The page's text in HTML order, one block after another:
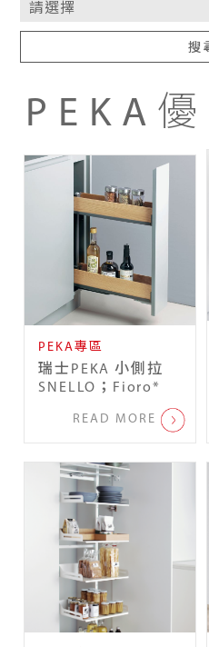
搜
PEKA
PEKA專區
瑞士PEKA 小側拉
SNELLO；Fioro*
READ MORE